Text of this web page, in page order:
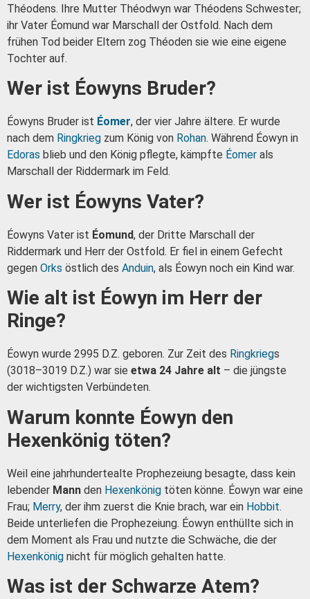
Théodens. Ihre Mutter Théodwyn war Théodens Schwester;
ihr Vater Éomund war Marschall der Ostfold. Nach dem
frühen Tod beider Eltern zog Théoden sie wie eine eigene
Tochter auf.
Wer ist Éowyns Bruder?
Éowyns Bruder ist Éomer, der vier Jahre ältere. Er wurde
nach dem Ringkrieg zum König von Rohan. Während Éowyn in
Edoras blieb und den König pflegte, kämpfte Éomer als
Marschall der Riddermark im Feld.
Wer ist Éowyns Vater?
Éowyns Vater ist Éomund, der Dritte Marschall der
Riddermark und Herr der Ostfold. Er fiel in einem Gefecht
gegen Orks östlich des Anduin, als Éowyn noch ein Kind war.
Wie alt ist Éowyn im Herr der
Ringe?
Éowyn wurde 2995 D.Z. geboren. Zur Zeit des Ringkriegs
(3018–3019 D.Z.) war sie etwa 24 Jahre alt – die jüngste
der wichtigsten Verbündeten.
Warum konnte Éowyn den
Hexenkönig töten?
Weil eine jahrhundertealte Prophezeiung besagte, dass kein
lebender Mann den Hexenkönig töten könne. Éowyn war eine
Frau; Merry, der ihm zuerst die Knie brach, war ein Hobbit.
Beide unterliefen die Prophezeiung. Éowyn enthüllte sich in
dem Moment als Frau und nutzte die Schwäche, die der
Hexenkönig nicht für möglich gehalten hatte.
Was ist der Schwarze Atem?